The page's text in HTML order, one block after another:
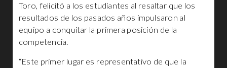
Toro, felicitó a los estudiantes al resaltar que los
resultados de los pasados años impulsaron al
equipo a conquitar la primera posición de la
competencia.
“Este primer lugar es representativo de que la